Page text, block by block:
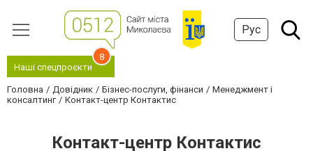
Рус
Наші спецпроєкти
8
Головна Довідник Бізнес-послуги, фінанси
Менеджмент і
консалтинг
Контакт-центр Контактис
Контакт-центр Контактис